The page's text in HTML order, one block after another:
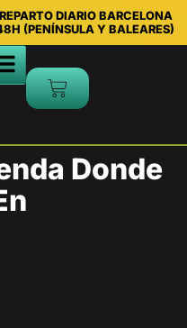
DIARIO BARCELONA
(PENÍNSULA Y BALEARES)
Donde